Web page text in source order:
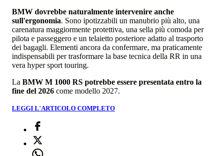
BMW dovrebbe naturalmente intervenire anche
sull'ergonomia. Sono ipotizzabili un manubrio più alto, una
carenatura maggiormente protettiva, una sella più comoda per
pilota e passeggero e un telaietto posteriore adatto al trasporto
dei bagagli. Elementi ancora da confermare, ma praticamente
indispensabili per trasformare la base tecnica della RR in una
vera hyper sport touring.
La BMW M 1000 RS potrebbe essere presentata entro la
fine del 2026 come modello 2027.
LEGGI L'ARTICOLO COMPLETO